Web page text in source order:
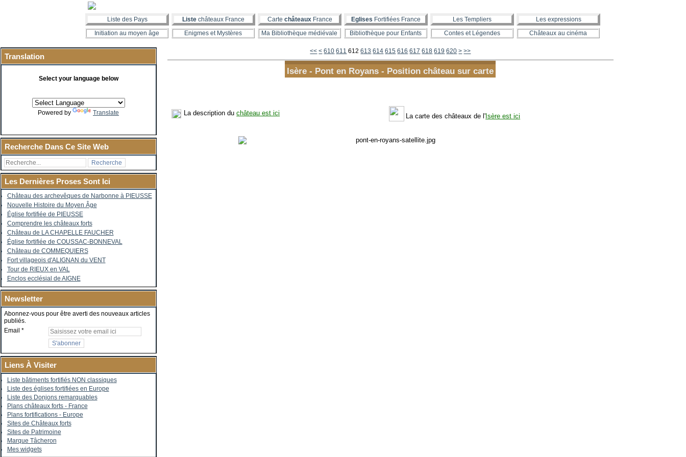
Liste des Pays Liste châteaux France Carte châteauxFrance Eglises Fortifiées France Les Templiers
Les expressions
Initiation au moyen âge
Enigmes et Mystères Ma Bibliothèque médiévale Bibliothèque pour Enfants Contes et Légendes Châteaux au cinéma
Translation
Select your language below
Powered by Translate
Recherche Dans Ce Site Web
Les Dernières Proses Sont Ici
Château des archevêques de Narbonne à PIEUSSE
Nouvelle Histoire du Moyen Âge
Église fortifiée de PIEUSSE
Comprendre les châteaux forts
Château de LA CHAPELLE FAUCHER
Église fortifiée de COUSSAC-BONNEVAL
Château de COMMEQUIERS
Fort villageois d'ALIGNAN du VENT
Tour de RIEUX en VAL
Enclos ecclésial de AIGNE
Newsletter
Abonnez-vous pour être averti des nouveaux articles
publiés.
Email
Liens À Visiter
Liste bâtiments fortifiés NON classiques
Liste des églises fortifiées en Europe
Liste des Donjons remarquables
Plans châteaux forts - France
Plans fortifications - Europe
Sites de Châteaux forts
Sites de Patrimoine
Marque Tâcheron
Mes widgets
<< < 600
610 611 612 613 614 615 616 617 618 619 620 630
640
650
660
670
680
690
700
800
900
1000
1100
1200
1300
> >>
Isère - Pont en Royans - Position château sur carte
La description duchâteau est ici La carte des châteaux de l' Isère est ici